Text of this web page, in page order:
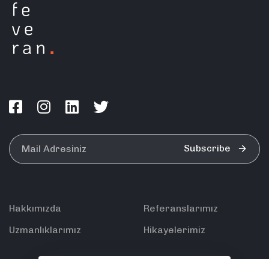
Subscribe
Hakkımızda
Uzmanlıklarımız
Referanslarımız
Hikayelerimiz